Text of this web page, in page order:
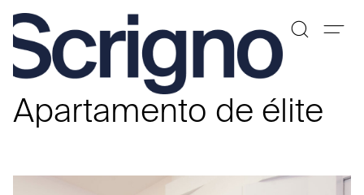
Saltar
contenido
Apartamento de élite